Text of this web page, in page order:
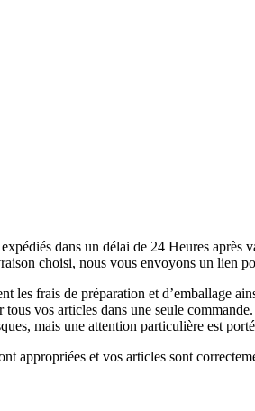
dans un délai de 24 Heures
choisi, nous vous envoyons un lien
les frais de préparation et d’emballage
vos articles dans une seule
mais une attention particulière est
appropriées et vos articles sont